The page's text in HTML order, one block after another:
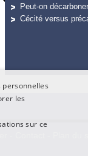
Peut-on
Cécité versus
personnelles
les
sur ce